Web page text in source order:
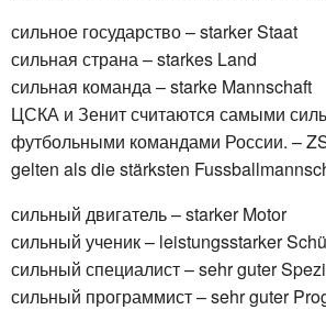
сильное государство – starker Staat
сильная страна – starkes Land
сильная команда – starke Mannschaft
ЦСКА и Зенит считаются самыми
футбольными командами России. –
gelten als die stärksten
сильный двигатель – starker Motor
сильный ученик – leistungsstarker
сильный специалист – sehr guter
сильный программист – sehr guter